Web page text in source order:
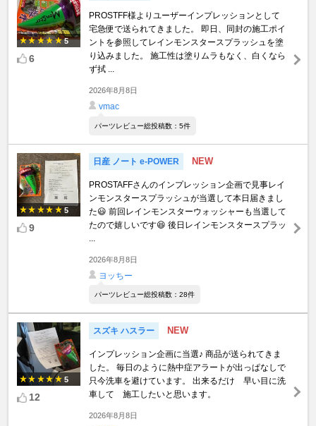
5
6
PROSTFF様よりユーザーインプレッションとして
宅急便で送られてきました。 即日、同封の施工ポイ
ントを参照してレインモンスタースプラッシュを塗
り込みました。 施工性は塗りムラもなく、白くなら
ず拭 ...
2026年8月8日
vmac
パーツレビュー総投稿数：5件
5
9
日産 ノート e-POWER NEW
PROSTAFFさんのインプレッション企画で見事レイ
ンモンスタースプラッシュが当選して本日届きまし
た😃 前回レインモンスターウォッシャーも当選して
たので嬉しいです😆 後日レインモンスタースプラッ
2026年8月8日
ヨッちー
パーツレビュー総投稿数：28件
5
12
スズキ ハスラー NEW
インプレッション企画に当選♪ 商品が送られてきま
した。 毎日のように熱中症アラートが出っぱなしで
只今洗車を避けています。 出来るだけ 早い目に洗
車して 施工したいと思います。
2026年8月8日